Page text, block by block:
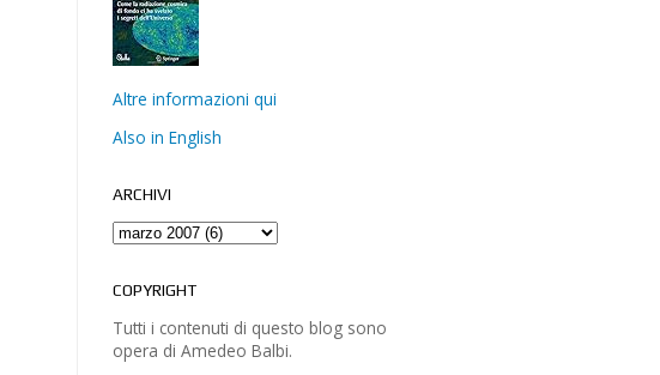
Altre informazioni qui
Also in English
ARCHIVI
COPYRIGHT
Tutti i contenuti di questo blog sono
opera di Amedeo Balbi.